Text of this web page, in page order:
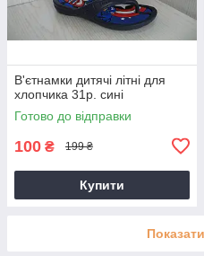
В'єтнамки дитячі літні для
хлопчика 31р. сині
Готово до відправки
100 ₴ 199 ₴
Купити